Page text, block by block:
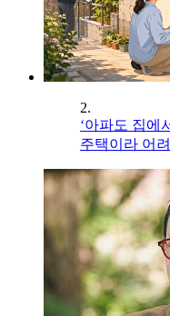
2.
‘아파도 집에
주택이라 어